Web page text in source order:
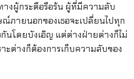
งผู้กระตือรือร้น ผู้ที่มีความลับ
ภายนอกของเธอจะเปลี่ยนไปทุก
กันโดยบังเอิญ แต่ต่างฝ่ายต่างก็ไม่
ะต่างก็ต้องการเก็บความลับของ